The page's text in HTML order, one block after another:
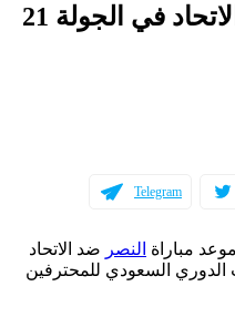
موعد مباراة النصر ضد الاتحاد في الجولة 21
Telegram
مباراة النصر ضد الاتحاد
الدوري السعودي للمحترفين